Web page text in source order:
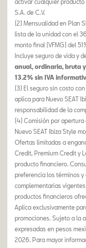
activar cualquier
S.A. de C.V.
(2) Mensualidad en Plan
lista de la unidad con el
monto final (VFMG) del
Incluye seguro de vida y
anual, ordinaria, bruta
13.2% sin IVA
(3) El seguro sin costo
aplica para Nuevo SEAT
responsabilidad de la
(4) Comisión por
Nuevo SEAT Ibiza Style
Ofertas limitadas a
Credit, Premium Credit y
producto financiero.
preferencia los términos
complementarias
productos financieros
Aplica exclusivamente
promociones. Sujeto a la
expresadas en pesos
2026. Para mayor